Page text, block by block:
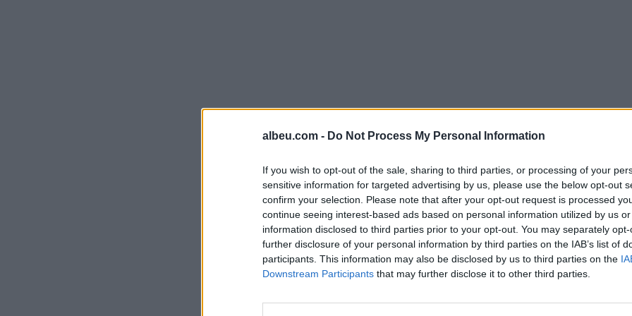
albeu.com - Do Not Process My Personal Information
If you wish to opt-out of the sale, sharing to third parties, or processing of your
sensitive information for targeted advertising by us, please use the below opt-out
confirm your selection. Please note that after your opt-out request is processed
continue seeing interest-based ads based on personal information utilized by us
information disclosed to third parties prior to your opt-out. You may separately
further disclosure of your personal information by third parties on the IAB’s list of
participants. This information may also be disclosed by us to third parties on the
Downstream Participants that may further disclose it to other third parties.